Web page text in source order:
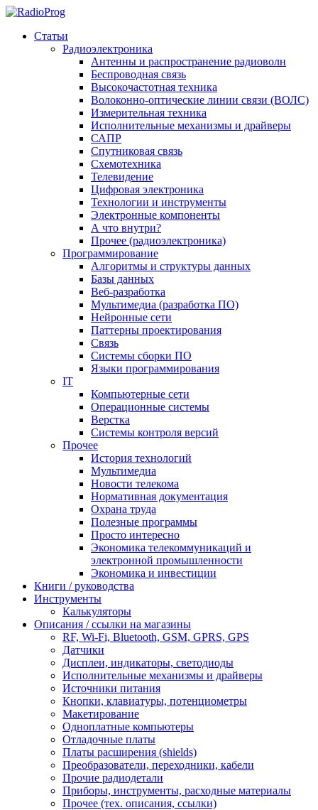
Статьи
Радиоэлектроника
Антенны и распространение радиоволн
Беспроводная связь
Высокочастотная техника
Волоконно-оптические линии связи (ВОЛС)
Измерительная техника
Исполнительные механизмы и драйверы
САПР
Спутниковая связь
Схемотехника
Телевидение
Цифровая электроника
Технологии и инструменты
Электронные компоненты
А что внутри?
Прочее (радиоэлектроника)
Программирование
Алгоритмы и структуры данных
Базы данных
Веб-разработка
Мультимедиа (разработка ПО)
Нейронные сети
Паттерны проектирования
Связь
Системы сборки ПО
Языки программирования
IT
Компьютерные сети
Операционные системы
Верстка
Системы контроля версий
Прочее
История технологий
Мультимедиа
Новости телекома
Нормативная документация
Охрана труда
Полезные программы
Просто интересно
Экономика телекоммуникаций и
электронной промышленности
Экономика и инвестиции
Книги / руководства
Инструменты
Калькуляторы
Описания / ссылки на магазины
RF, Wi-Fi, Bluetooth, GSM, GPRS, GPS
Датчики
Дисплеи, индикаторы, светодиоды
Исполнительные механизмы и драйверы
Источники питания
Кнопки, клавиатуры, потенциометры
Макетирование
Одноплатные компьютеры
Отладочные платы
Платы расширения (shields)
Преобразователи, переходники, кабели
Прочие радиодетали
Приборы, инструменты, расходные материалы
Прочее (тех. описания, ссылки)